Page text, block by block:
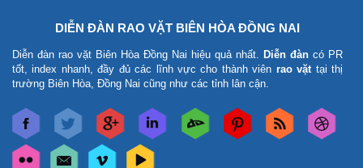
DIỄN ĐÀN RAO VẶT BIÊN HÒA ĐỒNG NAI
Diễn đàn rao vặt Biên Hòa Đồng Nai hiệu quả nhất. Diễn đàn có PR
tốt, index nhanh, đầy đủ các lĩnh vực cho thành viên rao vặt tại thị
trường Biên Hòa, Đồng Nai cũng như các tỉnh lân cận.